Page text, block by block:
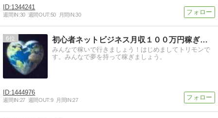
1344241
週間IN:30 週間OUT:50 月間IN:30
6 初心者ネットビジネス月収１００万円稼ぎ方とは
みんなで稼いで行きましょう！はじめましてトリモンで
す。みんなで夢を持って稼ぎましょう。
1444976
週間IN:27 週間OUT:9 月間IN:27